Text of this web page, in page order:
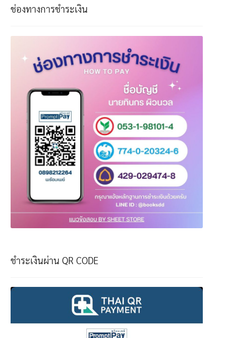
ช่องทางการชำระเงิน
ชำระเงินผ่าน QR CODE